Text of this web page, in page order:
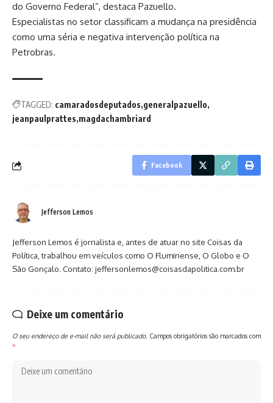
do Governo Federal”, destaca Pazuello.
Especialistas no setor classificam a mudança na presidência
como uma séria e negativa intervenção política na
Petrobras.
TAGGED: camaradosdeputados generalpazuello
jeanpaulprattes magdachambriard
Facebook
Jefferson Lemos
Jefferson Lemos é jornalista e, antes de atuar no site Coisas da
Política, trabalhou em veículos como O Fluminense, O Globo e O
São Gonçalo. Contato: jeffersonlemos@coisasdapolitica.com.br
Deixe um comentário
O seu endereço de e-mail não será publicado. Campos obrigatórios são marcados com
*